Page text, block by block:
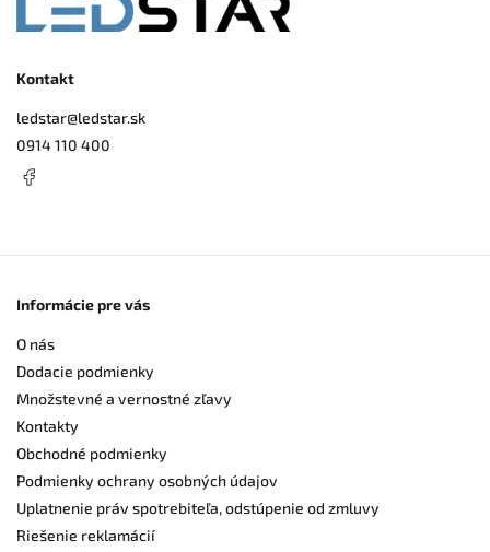
Kontakt
ledstar@ledstar.sk
0914 110 400
Informácie pre vás
O nás
Dodacie podmienky
Množstevné a vernostné zľavy
Kontakty
Obchodné podmienky
Podmienky ochrany osobných údajov
Uplatnenie práv spotrebiteľa, odstúpenie od zmluvy
Riešenie reklamácií